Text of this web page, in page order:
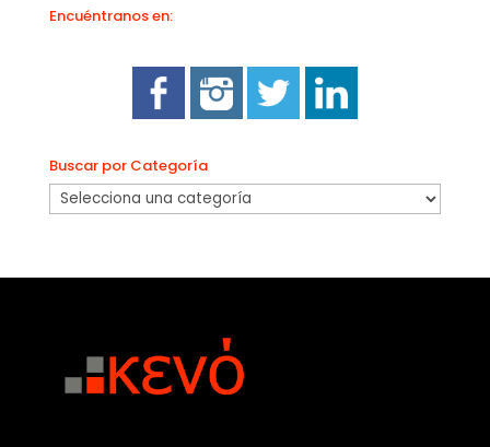
Encuéntranos en:
Buscar por Categoría